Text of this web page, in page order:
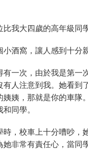
比我大四歲的高年級
酒窩，讓人感到十分
一次，由於我是第
人注意到我。她看
姨，那就是你的車
同學。
，校車上十分嘈吵
非常有責任心，當